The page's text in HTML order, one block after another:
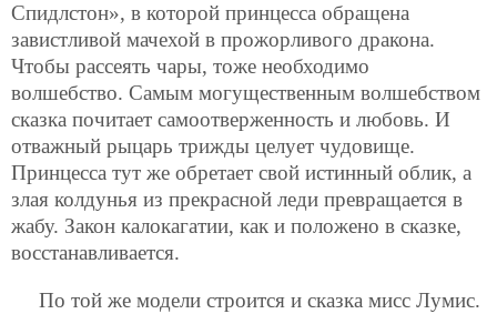
Спидлстон», в которой принцесса обращена
завистливой мачехой в прожорливого дракона.
Чтобы рассеять чары, тоже необходимо
волшебство. Cамым могущественным волшебством
cказка почитает самоотверженность и любовь. И
отважный рыцарь трижды целует чудовище.
Принцесса тут же обретает свой истинный облик, а
злая колдунья из прекрасной леди превращается в
жабу. Закон калокагатии, как и положено в сказке,
восстанавливается.
По той же модели строится и сказка мисс Лумис.